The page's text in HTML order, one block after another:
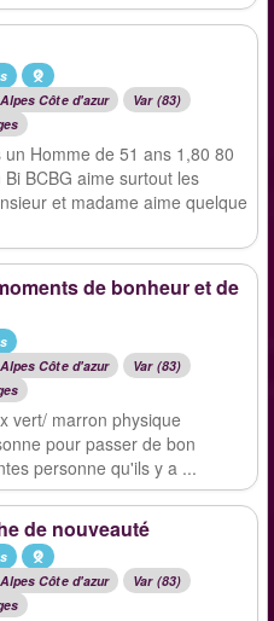
Côte d'azur
Var (83)
un Homme de 51 ans 1,80 80
BCBG aime surtout les
et madame aime quelque
de bonheur et de
Côte d'azur
Var (83)
vert/ marron physique
pour passer de bon
personne qu'ils y a ...
de nouveauté
Côte d'azur
Var (83)